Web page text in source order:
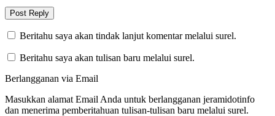
Beritahu saya akan tindak lanjut komentar melalui surel.
Beritahu saya akan tulisan baru melalui surel.
Berlangganan via Email
Masukkan alamat Email Anda untuk berlangganan jeramidotinfo
dan menerima pemberitahuan tulisan-tulisan baru melalui surel.